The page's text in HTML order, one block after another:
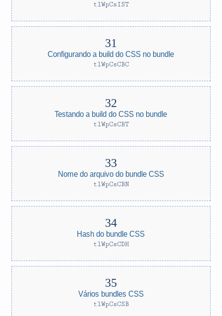
tlWpCsIST
Configurando a build do CSS no bundle
tlWpCsCBC
Testando a build do CSS no bundle
tlWpCsCBT
Nome do arquivo do bundle CSS
tlWpCsCBN
Hash do bundle CSS
tlWpCsCDH
Vários bundles CSS
tlWpCsCSB